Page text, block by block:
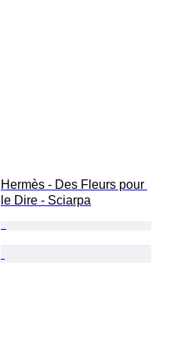
Hermès - Des Fleurs pour
le Dire - Sciarpa